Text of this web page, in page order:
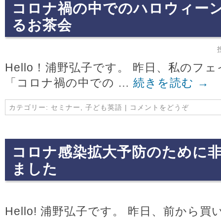
コロナ禍の中でのハロウィー
るお茶会
Hello！浦野弘子です。 昨日、私のフ
「コロナ禍の中での … 続きを読む →
カテゴリー: セミナー 子ども英語 | コメントをどうぞ
コロナ感染拡大予防のために
ました
Hello! 浦野弘子です。 昨日、前から買